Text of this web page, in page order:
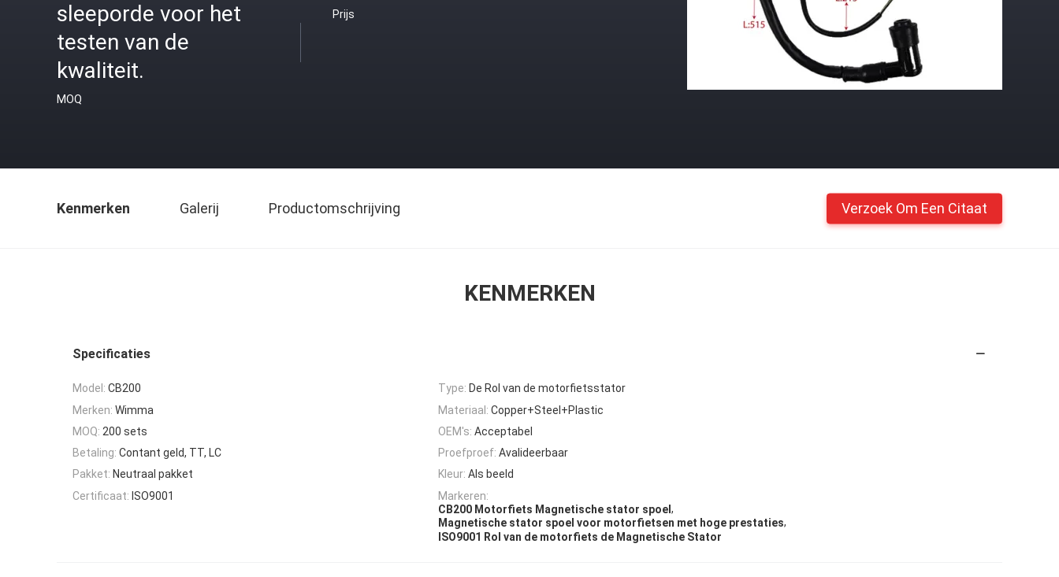
sleeporde voor het
testen van de
kwaliteit.
MOQ
Prijs
Kenmerken Galerij Productomschrijving Verzoek Om Een Citaat
KENMERKEN
Specificaties
Model: CB200 Type: De Rol van de motorfietsstator
Merken: Wimma Materiaal: Copper+Steel+Plastic
MOQ: 200 sets OEM's: Acceptabel
Betaling: Contant geld, TT, LC Proefproef: Avalideerbaar
Pakket: Neutraal pakket Kleur: Als beeld
Certificaat: ISO9001
Markeren:
CB200 Motorfiets Magnetische stator spoel ,
Magnetische stator spoel voor motorfietsen met hoge prestaties,
ISO9001 Rol van de motorfiets de Magnetische Stator